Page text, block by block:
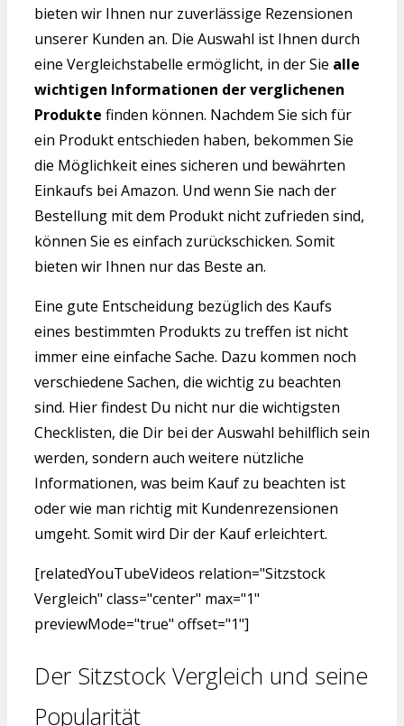
bieten wir Ihnen nur zuverlässige Rezensionen
unserer Kunden an. Die Auswahl ist Ihnen durch
eine Vergleichstabelle ermöglicht, in der Sie alle
wichtigen Informationen der verglichenen
Produkte finden können. Nachdem Sie sich für
ein Produkt entschieden haben, bekommen Sie
die Möglichkeit eines sicheren und bewährten
Einkaufs bei Amazon. Und wenn Sie nach der
Bestellung mit dem Produkt nicht zufrieden sind,
können Sie es einfach zurückschicken. Somit
bieten wir Ihnen nur das Beste an.
Eine gute Entscheidung bezüglich des Kaufs
eines bestimmten Produkts zu treffen ist nicht
immer eine einfache Sache. Dazu kommen noch
verschiedene Sachen, die wichtig zu beachten
sind. Hier findest Du nicht nur die wichtigsten
Checklisten, die Dir bei der Auswahl behilflich sein
werden, sondern auch weitere nützliche
Informationen, was beim Kauf zu beachten ist
oder wie man richtig mit Kundenrezensionen
umgeht. Somit wird Dir der Kauf erleichtert.
[relatedYouTubeVideos relation="Sitzstock
Vergleich" class="center" max="1"
previewMode="true" offset="1"]
Der Sitzstock Vergleich und seine
Popularität